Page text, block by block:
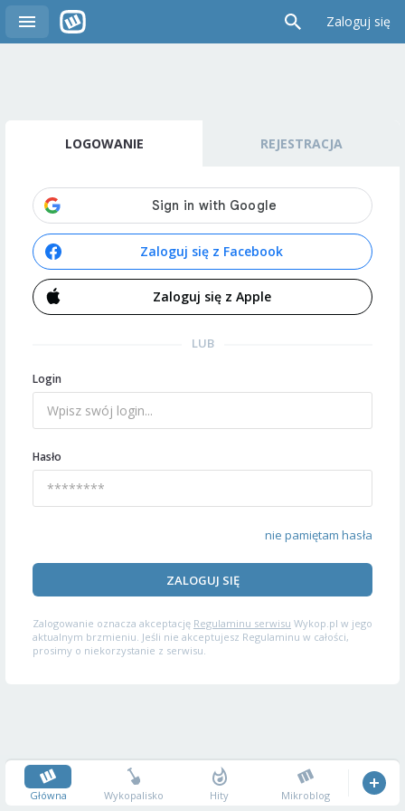
Zaloguj się
LOGOWANIE REJESTRACJA
Zaloguj się z Facebook
Zaloguj się z Apple
LUB
Login
Hasło
nie pamiętam hasła
ZALOGUJ SIĘ
Zalogowanie oznacza akceptację Regulaminu serwisu Wykop.pl w jego
aktualnym brzmieniu. Jeśli nie akceptujesz Regulaminu w całości,
prosimy o niekorzystanie z serwisu.
Główna Wykopalisko Hity Mikroblog